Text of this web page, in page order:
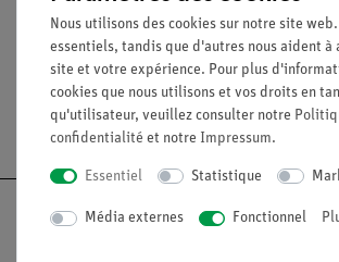
Verre :
= 4 mm.
Livraison gratuite à partir de
Nous utilisons des cookies sur notre site
essentiels, tandis que d'autres nous aident à
site et votre expérience. Pour plus
cookies que nous utilisons et vos droits en
qu'utilisateur, veuillez consulter notre
confidentialité et notre Impressum.
Essentiel Statistique
Média externes Fonctionnel